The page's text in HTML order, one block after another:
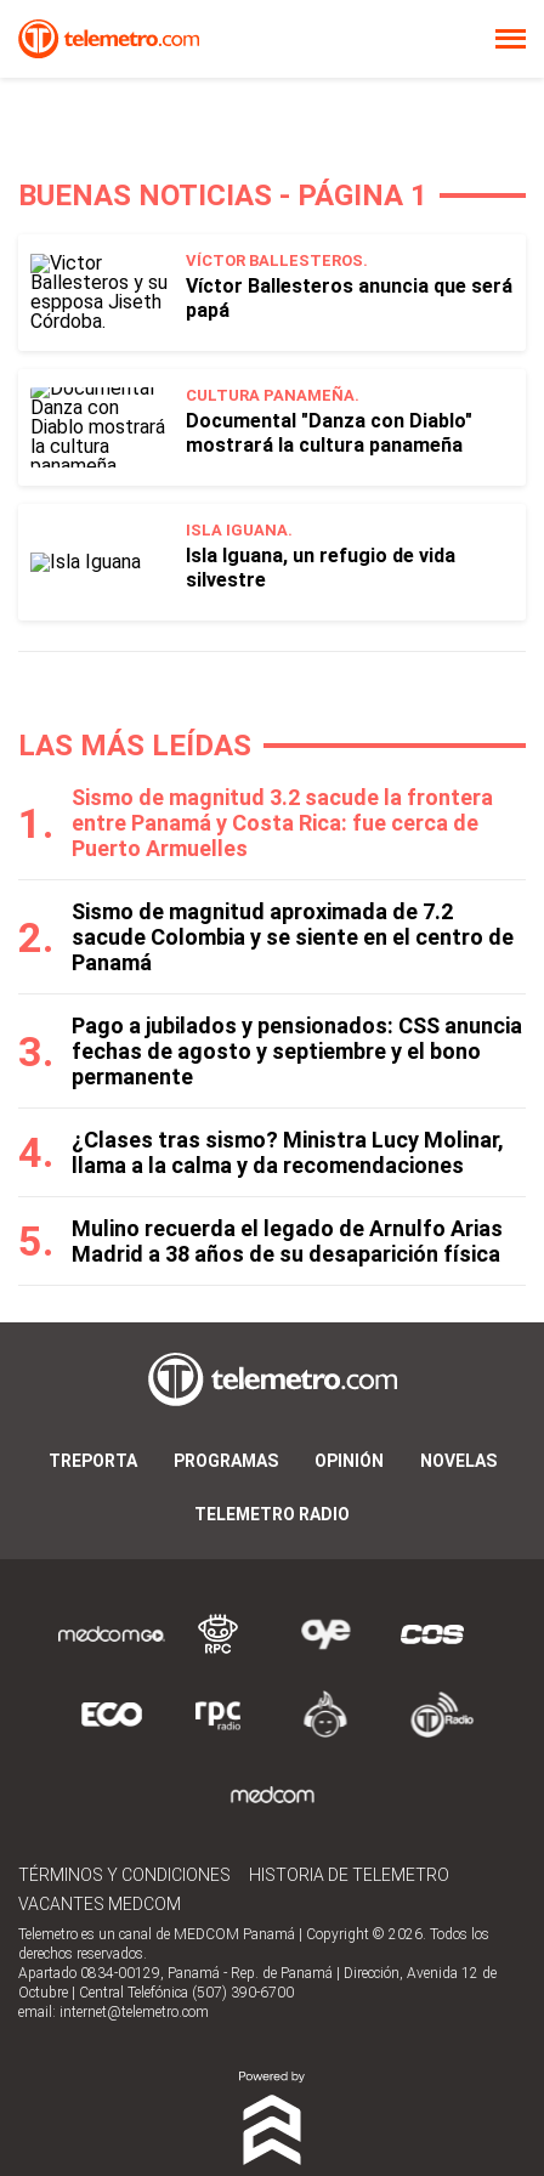
BUENAS NOTICIAS - PÁGINA 1
VÍCTOR BALLESTEROS.
Víctor Ballesteros anuncia que será
papá
CULTURA PANAMEÑA.
Documental "Danza con Diablo"
mostrará la cultura panameña
ISLA IGUANA.
Isla Iguana, un refugio de vida
silvestre
LAS MÁS LEÍDAS
Sismo de magnitud 3.2 sacude la frontera
entre Panamá y Costa Rica: fue cerca de
Puerto Armuelles
Sismo de magnitud aproximada de 7.2
sacude Colombia y se siente en el centro de
Panamá
Pago a jubilados y pensionados: CSS anuncia
fechas de agosto y septiembre y el bono
permanente
¿Clases tras sismo? Ministra Lucy Molinar,
llama a la calma y da recomendaciones
Mulino recuerda el legado de Arnulfo Arias
Madrid a 38 años de su desaparición física
TREPORTA PROGRAMAS OPINIÓN NOVELAS
TELEMETRO RADIO
TÉRMINOS Y CONDICIONES
HISTORIA DE TELEMETRO
VACANTES MEDCOM
Telemetro es un canal de MEDCOM Panamá | Copyright © 2026. Todos los
derechos reservados.
Apartado 0834-00129, Panamá - Rep. de Panamá | Dirección, Avenida 12 de
Octubre | Central Telefónica (507) 390-6700
email: internet@telemetro.com